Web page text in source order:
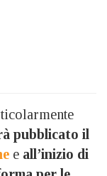
pubblicato il
e all’inizio di